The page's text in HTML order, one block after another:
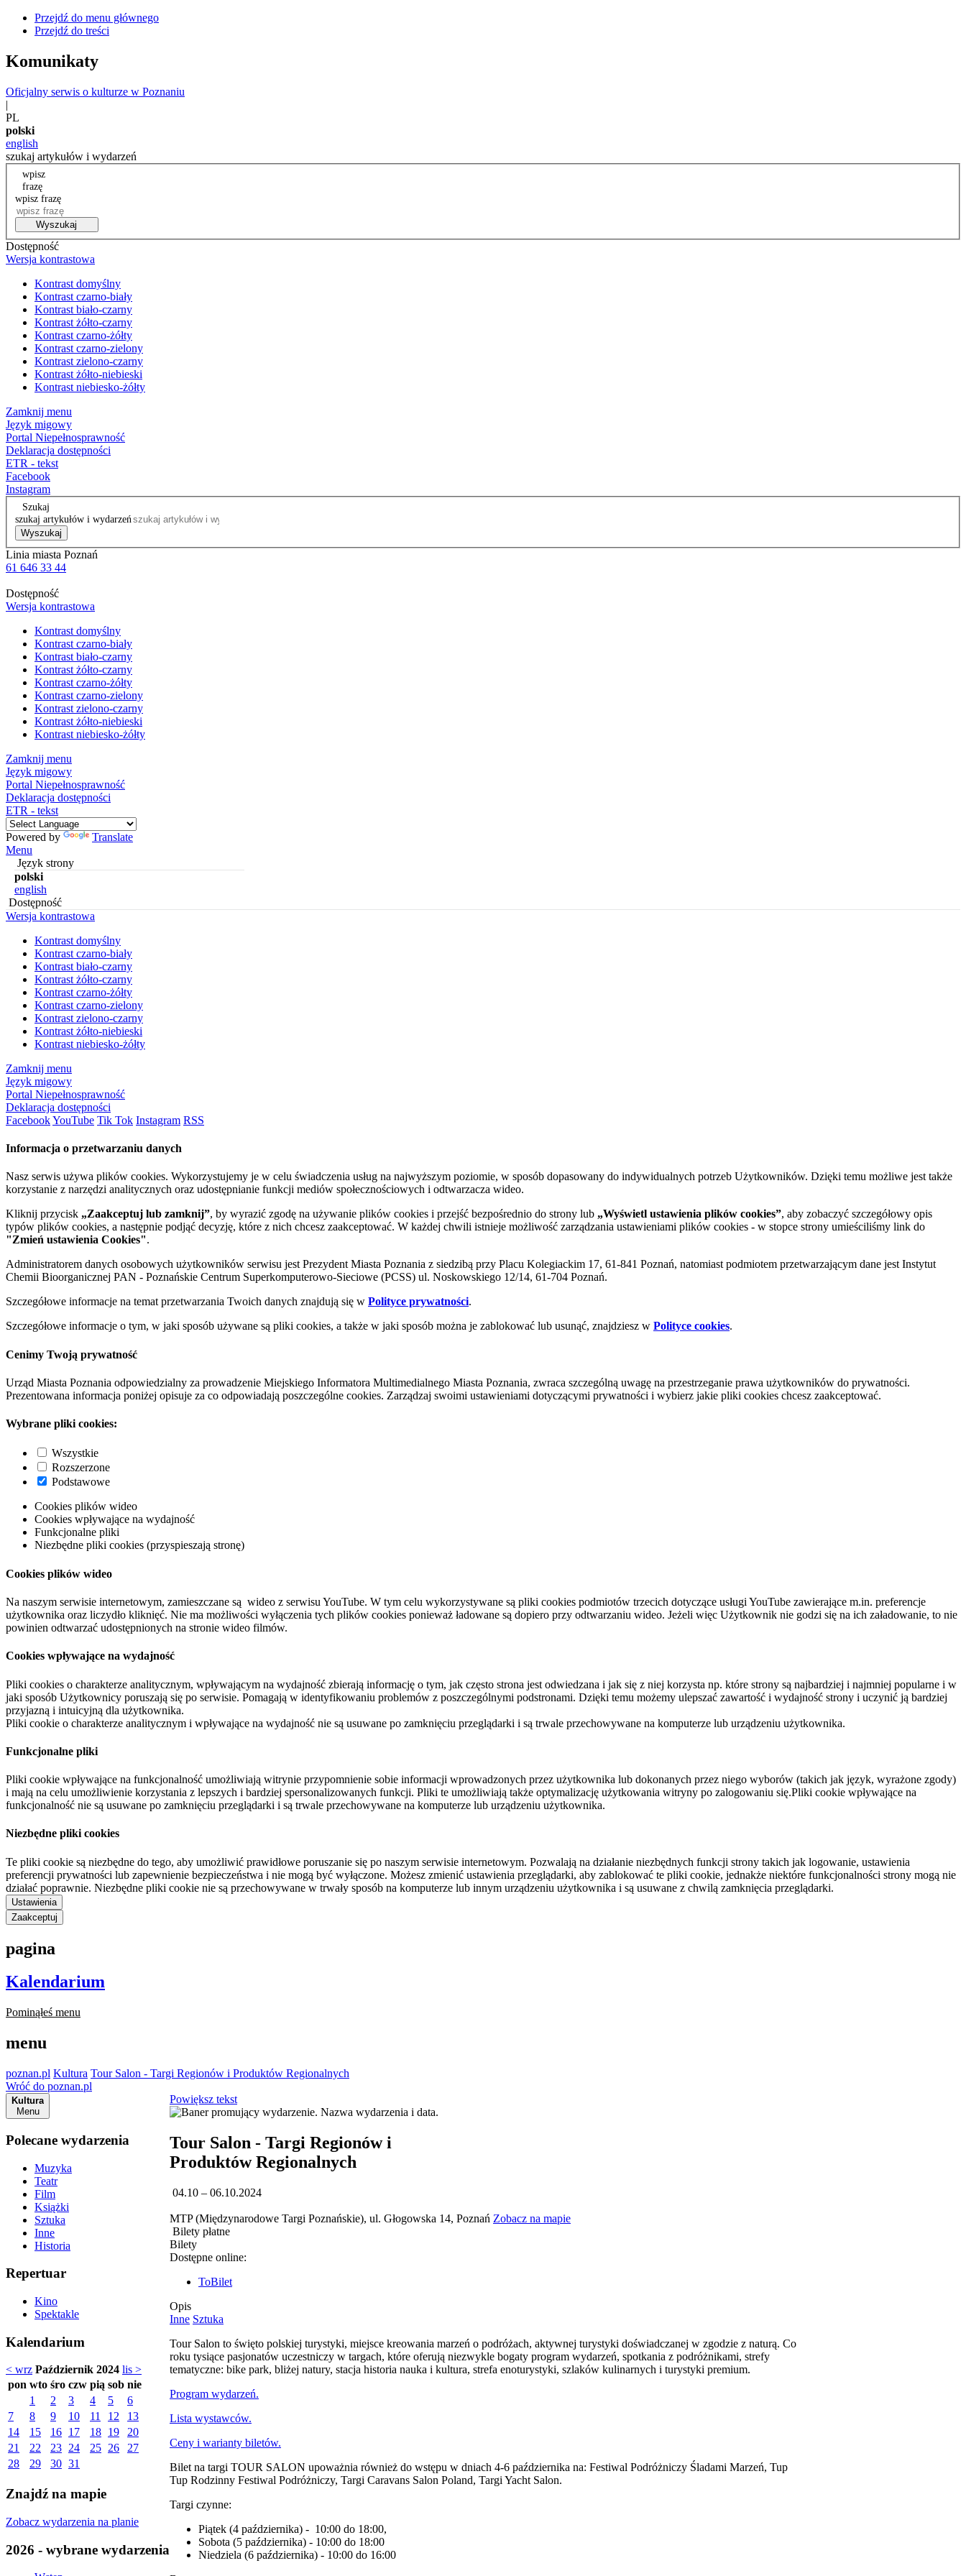
Przejdź do menu głównego
Przejdź do treści
Komunikaty
Oficjalny serwis o kulturze w Poznaniu
|
PL
polski
english
szukaj artykułów i wydarzeń
wpisz
frazę
wpisz frazę
Wyszukaj
Dostępność
Wersja kontrastowa
Kontrast domyślny
Kontrast czarno-biały
Kontrast biało-czarny
Kontrast żółto-czarny
Kontrast czarno-żółty
Kontrast czarno-zielony
Kontrast zielono-czarny
Kontrast żółto-niebieski
Kontrast niebiesko-żółty
Zamknij menu
Język migowy
Portal Niepełnosprawność
Deklaracja dostępności
ETR - tekst
Facebook
Instagram
Szukaj
szukaj artykułów i wydarzeń
Wyszukaj
Linia miasta Poznań
61 646 33 44
Dostępność
Wersja kontrastowa
Kontrast domyślny
Kontrast czarno-biały
Kontrast biało-czarny
Kontrast żółto-czarny
Kontrast czarno-żółty
Kontrast czarno-zielony
Kontrast zielono-czarny
Kontrast żółto-niebieski
Kontrast niebiesko-żółty
Zamknij menu
Język migowy
Portal Niepełnosprawność
Deklaracja dostępności
ETR - tekst
Powered by
Translate
Menu
Język strony
polski
english
Dostępność
Wersja kontrastowa
Kontrast domyślny
Kontrast czarno-biały
Kontrast biało-czarny
Kontrast żółto-czarny
Kontrast czarno-żółty
Kontrast czarno-zielony
Kontrast zielono-czarny
Kontrast żółto-niebieski
Kontrast niebiesko-żółty
Zamknij menu
Język migowy
Portal Niepełnosprawność
Deklaracja dostępności
FacebookYouTube Tik Tok Instagram RSS
Informacja o przetwarzaniu danych
Nasz serwis używa plików cookies. Wykorzystujemy je w celu świadczenia usług na najwyższym poziomie, w sposób dopasowany do indywidualnych potrzeb Użytkowników. Dzięki temu możliwe jest także
korzystanie z narzędzi analitycznych oraz udostępnianie funkcji mediów społecznościowych i odtwarzacza wideo.
Kliknij przycisk „Zaakceptuj lub zamknij”, by wyrazić zgodę na używanie plików cookies i przejść bezpośrednio do strony lub „Wyświetl ustawienia plików cookies”, aby zobaczyć szczegółowy opis
typów plików cookies, a następnie podjąć decyzję, które z nich chcesz zaakceptować. W każdej chwili istnieje możliwość zarządzania ustawieniami plików cookies - w stopce strony umieściliśmy link do
"Zmień ustawienia Cookies".
Administratorem danych osobowych użytkowników serwisu jest Prezydent Miasta Poznania z siedzibą przy Placu Kolegiackim 17, 61-841 Poznań, natomiast podmiotem przetwarzającym dane jest Instytut
Chemii Bioorganicznej PAN - Poznańskie Centrum Superkomputerowo-Sieciowe (PCSS) ul. Noskowskiego 12/14, 61-704 Poznań.
Szczegółowe informacje na temat przetwarzania Twoich danych znajdują się w Polityce prywatności.
Szczegółowe informacje o tym, w jaki sposób używane są pliki cookies, a także w jaki sposób można je zablokować lub usunąć, znajdziesz w Polityce cookies.
Cenimy Twoją prywatność
Urząd Miasta Poznania odpowiedzialny za prowadzenie Miejskiego Informatora Multimedialnego Miasta Poznania, zwraca szczególną uwagę na przestrzeganie prawa użytkowników do prywatności.
Prezentowana informacja poniżej opisuje za co odpowiadają poszczególne cookies. Zarządzaj swoimi ustawieniami dotyczącymi prywatności i wybierz jakie pliki cookies chcesz zaakceptować.
Wybrane pliki cookies:
Wszystkie
Rozszerzone
Podstawowe
Cookies plików wideo
Cookies wpływające na wydajność
Funkcjonalne pliki
Niezbędne pliki cookies (przyspieszają stronę)
Cookies plików wideo
Na naszym serwisie internetowym, zamieszczane są wideo z serwisu YouTube. W tym celu wykorzystywane są pliki cookies podmiotów trzecich dotyczące usługi YouTube zawierające m.in. preferencje
użytkownika oraz liczydło kliknięć. Nie ma możliwości wyłączenia tych plików cookies ponieważ ładowane są dopiero przy odtwarzaniu wideo. Jeżeli więc Użytkownik nie godzi się na ich załadowanie, to nie
powinien odtwarzać udostępnionych na stronie wideo filmów.
Cookies wpływające na wydajność
Pliki cookies o charakterze analitycznym, wpływającym na wydajność zbierają informację o tym, jak często strona jest odwiedzana i jak się z niej korzysta np. które strony są najbardziej i najmniej popularne i w
jaki sposób Użytkownicy poruszają się po serwisie. Pomagają w identyfikowaniu problemów z poszczególnymi podstronami. Dzięki temu możemy ulepszać zawartość i wydajność strony i uczynić ją bardziej
przyjazną i intuicyjną dla użytkownika.
Pliki cookie o charakterze analitycznym i wpływające na wydajność nie są usuwane po zamknięciu przeglądarki i są trwale przechowywane na komputerze lub urządzeniu użytkownika.
Funkcjonalne pliki
Pliki cookie wpływające na funkcjonalność umożliwiają witrynie przypomnienie sobie informacji wprowadzonych przez użytkownika lub dokonanych przez niego wyborów (takich jak język, wyrażone zgody)
i mają na celu umożliwienie korzystania z lepszych i bardziej spersonalizowanych funkcji. Pliki te umożliwiają także optymalizację użytkowania witryny po zalogowaniu się.Pliki cookie wpływające na
funkcjonalność nie są usuwane po zamknięciu przeglądarki i są trwale przechowywane na komputerze lub urządzeniu użytkownika.
Niezbędne pliki cookies
Te pliki cookie są niezbędne do tego, aby umożliwić prawidłowe poruszanie się po naszym serwisie internetowym. Pozwalają na działanie niezbędnych funkcji strony takich jak logowanie, ustawienia
preferencji prywatności lub zapewnienie bezpieczeństwa i nie mogą być wyłączone. Możesz zmienić ustawienia przeglądarki, aby zablokować te pliki cookie, jednakże niektóre funkcjonalności strony mogą nie
działać poprawnie. Niezbędne pliki cookie nie są przechowywane w trwały sposób na komputerze lub innym urządzeniu użytkownika i są usuwane z chwilą zamknięcia przeglądarki.
Ustawienia
Zaakceptuj
pagina
Kalendarium
Pominąłeś menu
menu
poznan.pl Kultura Tour Salon - Targi Regionów i Produktów Regionalnych
Wróć do poznan.pl
Kultura
Menu
Polecane wydarzenia
Muzyka
Teatr
Film
Książki
Sztuka
Inne
Historia
Repertuar
Kino
Spektakle
Kalendarium
< wrz Październik 2024 lis >
pon wto śro czw pią sob nie
1
2 3 4 5
6
7
8 9 10 11 12
13
14
15 16 17 18 19
20
21
22 23 24 25 26
27
28
29 30 31
Znajdź na mapie
Zobacz wydarzenia na planie
2026 - wybrane wydarzenia
Powiększ tekst
Tour Salon - Targi Regionów i
Produktów Regionalnych
04.10 – 06.10.2024
MTP (Międzynarodowe Targi Poznańskie), ul. Głogowska 14, Poznań Zobacz na mapie
Bilety płatne
Bilety
Dostępne online:
ToBilet
Opis
Inne Sztuka
Tour Salon to święto polskiej turystyki, miejsce kreowania marzeń o podróżach, aktywnej turystyki doświadczanej w zgodzie z naturą. Co
roku tysiące pasjonatów uczestniczy w targach, które oferują niezwykle bogaty program wydarzeń, spotkania z podróżnikami, strefy
tematyczne: bike park, bliżej natury, stacja historia nauka i kultura, strefa enoturystyki, szlaków kulinarnych i turystyki premium.
Program wydarzeń.
Lista wystawców.
Ceny i warianty biletów.
Bilet na targi TOUR SALON upoważnia również do wstępu w dniach 4-6 października na: Festiwal Podróżniczy Śladami Marzeń, Tup
Tup Rodzinny Festiwal Podróżniczy, Targi Caravans Salon Poland, Targi Yacht Salon.
Targi czynne:
Piątek (4 października) - 10:00 do 18:00,
Sobota (5 października) - 10:00 do 18:00
Niedziela (6 października) - 10:00 do 16:00